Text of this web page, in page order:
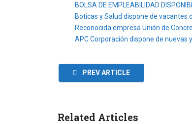
BOLSA DE EMPLEABILIDAD
Boticas y Salud dispone de vacantes
Reconocida empresa Unión de
APC Corporación dispone de nuevas
PREV ARTICLE
Related Articles